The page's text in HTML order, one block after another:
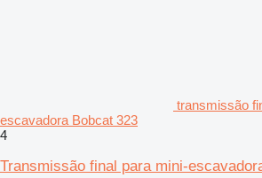
transmissão
escavadora Bobcat 323
4
Transmissão final para mini-